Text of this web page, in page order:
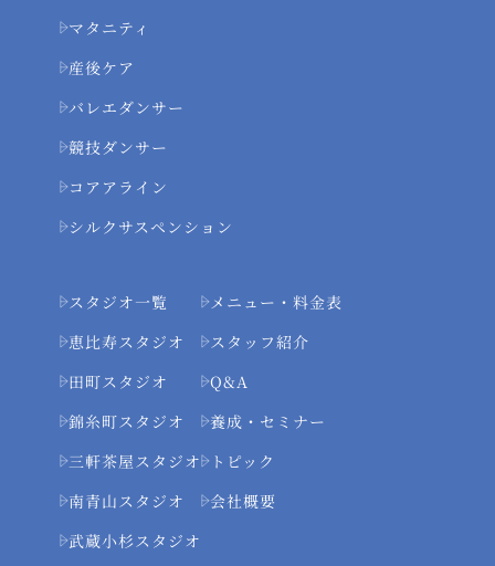
マタニティ
産後ケア
バレエダンサー
競技ダンサー
コアアライン
シルクサスペンション
スタジオ一覧
恵比寿スタジオ
田町スタジオ
錦糸町スタジオ
三軒茶屋スタジオ
南青山スタジオ
武蔵小杉スタジオ
メニュー・料金表
スタッフ紹介
Q&A
養成・セミナー
トピック
会社概要